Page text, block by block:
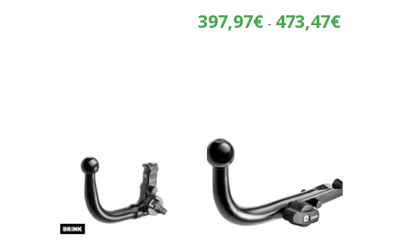
397,97€ - 473,47€Rango